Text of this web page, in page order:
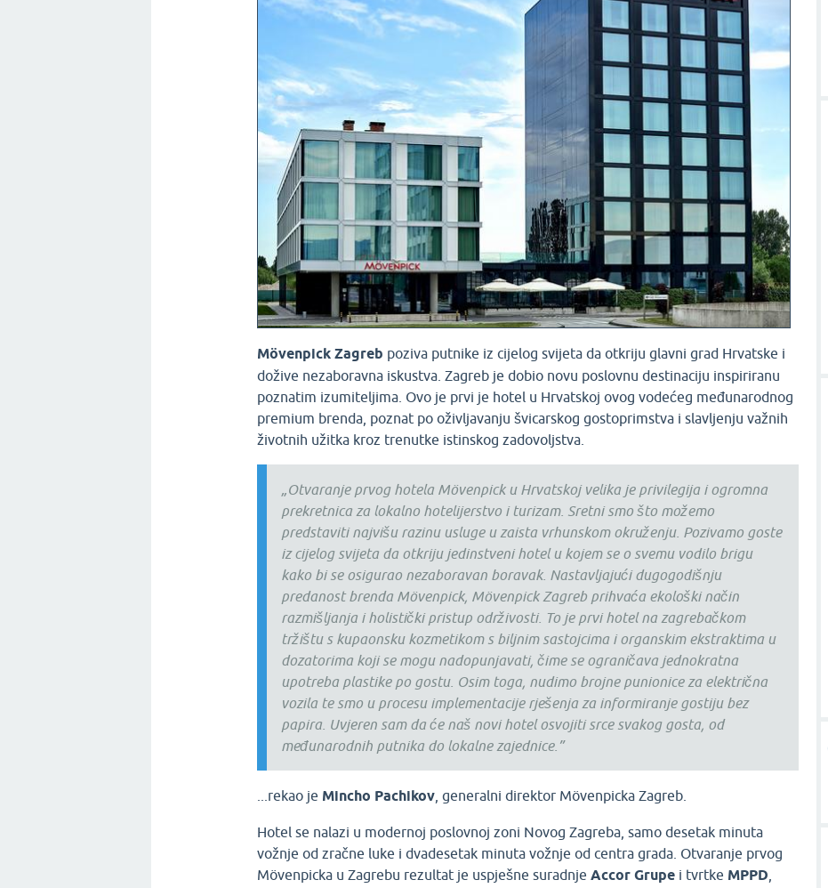
Mövenpick Zagreb poziva putnike iz cijelog svijeta da otkriju glavni grad Hrvatske i
dožive nezaboravna iskustva. Zagreb je dobio novu poslovnu destinaciju inspiriranu
poznatim izumiteljima. Ovo je prvi je hotel u Hrvatskoj ovog vodećeg međunarodnog
premium brenda, poznat po oživljavanju švicarskog gostoprimstva i slavljenju važnih
životnih užitka kroz trenutke istinskog zadovoljstva.
„Otvaranje prvog hotela Mövenpick u Hrvatskoj velika je privilegija i ogromna
prekretnica za lokalno hotelijerstvo i turizam. Sretni smo što možemo
predstaviti najvišu razinu usluge u zaista vrhunskom okruženju. Pozivamo goste
iz cijelog svijeta da otkriju jedinstveni hotel u kojem se o svemu vodilo brigu
kako bi se osigurao nezaboravan boravak. Nastavljajući dugogodišnju
predanost brenda Mövenpick, Mövenpick Zagreb prihvaća ekološki način
razmišljanja i holistički pristup održivosti. To je prvi hotel na zagrebačkom
tržištu s kupaonsku kozmetikom s biljnim sastojcima i organskim ekstraktima u
dozatorima koji se mogu nadopunjavati, čime se ograničava jednokratna
upotreba plastike po gostu. Osim toga, nudimo brojne punionice za električna
vozila te smo u procesu implementacije rješenja za informiranje gostiju bez
papira. Uvjeren sam da će naš novi hotel osvojiti srce svakog gosta, od
međunarodnih putnika do lokalne zajednice.”
...rekao je Mincho Pachikov , generalni direktor Mövenpicka Zagreb.
Hotel se nalazi u modernoj poslovnoj zoni Novog Zagreba, samo desetak minuta
vožnje od zračne luke i dvadesetak minuta vožnje od centra grada. Otvaranje prvog
Mövenpicka u Zagrebu rezultat je uspješne suradnjeAccor Grupe i tvrtke MPPD